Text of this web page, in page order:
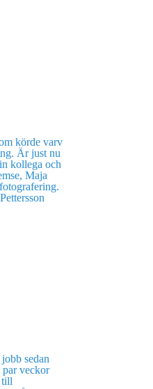
körde varv
Är just nu
kollega och
Maja
sedan
veckor
till